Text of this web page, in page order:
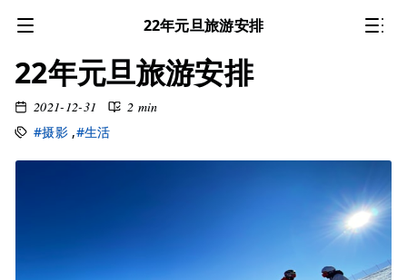
22年元旦旅游安排
22年元旦旅游安排
2021-12-31
2 min
#摄影 ,#生活